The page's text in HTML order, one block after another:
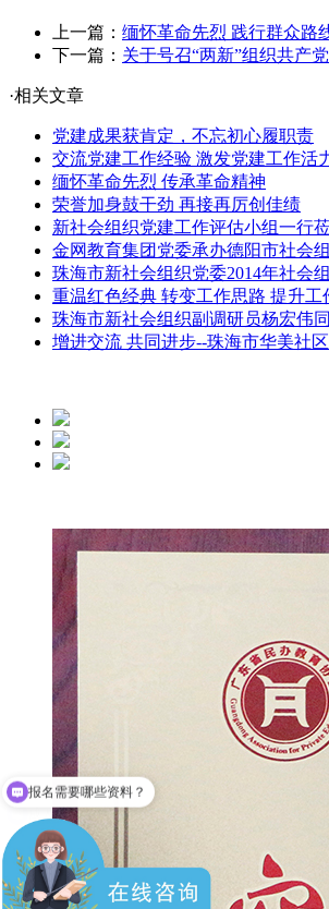
上一篇： 缅怀革命先烈 践行群众
下一篇： 关于号召“两新”组织共产
·相关文章
党建成果获肯定，不忘初心履职责
交流党建工作经验 激发党建工作活
缅怀革命先烈 传承革命精神
荣誉加身鼓干劲 再接再厉创佳绩
新社会组织党建工作评估小组一行
金网教育集团党委承办德阳市社会
珠海市新社会组织党委2014年社会
重温红色经典 转变工作思路 提升工
珠海市新社会组织副调研员杨宏伟
增进交流 共同进步--珠海市华美社
成人高考难不？